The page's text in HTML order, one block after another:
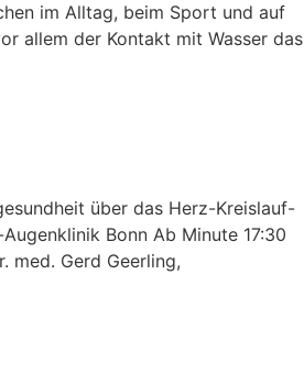
im Alltag, beim Sport und auf
allem der Kontakt mit Wasser das
über das Herz-Kreislauf-
Bonn Ab Minute 17:30
med. Gerd Geerling,